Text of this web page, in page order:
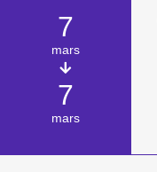
7
mars
7
mars